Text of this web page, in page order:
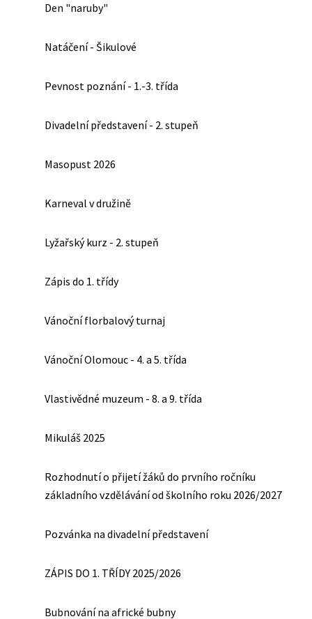
Den "naruby"
Natáčení - Šikulové
Pevnost poznání - 1.-3. třída
Divadelní představení - 2. stupeň
Masopust 2026
Karneval v družině
Lyžařský kurz - 2. stupeň
Zápis do 1. třídy
Vánoční florbalový turnaj
Vánoční Olomouc - 4. a 5. třída
Vlastivědné muzeum - 8. a 9. třída
Mikuláš 2025
Rozhodnutí o přijetí žáků do prvního ročníku
základního vzdělávání od školního roku 2026/2027
Pozvánka na divadelní představení
ZÁPIS DO 1. TŘÍDY 2025/2026
Bubnování na africké bubny